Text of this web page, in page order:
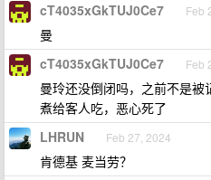
cT4035xGkTUJ0Ce7 Feb
曼
cT4035xGkTUJ0Ce7 Feb
曼玲还没倒闭吗，之前不是
煮给客人吃，恶心死了
LHRUN Feb 27, 2024
肯德基 麦当劳？